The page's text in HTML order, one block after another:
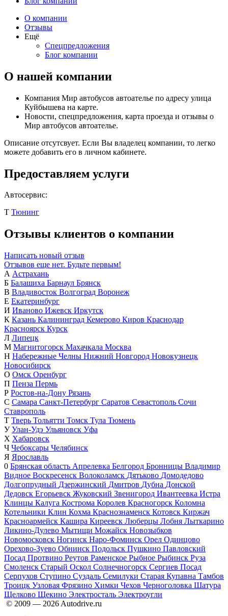
О компании
Отзывы
Ещё
Спецпредложения
Блог компании
О нашей компании
Компания Мир автобусов автоателье по адресу улица
Куйбышева на карте.
Новости, спецпредложения, карта проезда и отзывы о
Мир автобусов автоателье.
Описание отсутсвует. Если Вы владелец компании, то легко
можете добавить его в личном кабинете.
Предоставляем услуги
Автосервис:
Т Тюнинг
Отзывы клиентов о компании
Написать новый отзыв
Отзывов еще нет. Будьте первым!
А Астрахань
Б Балашиха Барнаул Брянск
В Владивосток Волгоград Воронеж
Е Екатеринбург
И Иваново Ижевск Иркутск
К Казань Калининград Кемерово Киров Краснодар
Красноярск Курск
Л Липецк
М Магнитогорск Махачкала Москва
Н Набережные Челны Нижний Новгород Новокузнецк
Новосибирск
О Омск Оренбург
П Пенза Пермь
Р Ростов-на-Дону Рязань
С Самара Санкт-Петербург Саратов Севастополь Сочи
Ставрополь
Т Тверь Тольятти Томск Тула Тюмень
У Улан-Удэ Ульяновск Уфа
Х Хабаровск
Ч Чебоксары Челябинск
Я Ярославль
0 Брянская область Апрелевка Белгород Бронницы Владимир
Видное Воскресенск Волоколамск Дятьково Домодедово
Долгопрудный Дзержинский Дмитров Дубна Донской
Дедовск Егорьевск Жуковский Звенигород Ивантеевка Истра
Клинцы Калуга Кострома Королев Красногорск Коломна
Котельники Клин Кохма Краснознаменск Котовск Киржач
Красноармейск Кашира Киреевск Люберцы Лобня Лыткарино
Ликино-Дулево Мытищи Можайск Новозыбков
Новомосковск Ногинск Наро-Фоминск Орел Одинцово
Орехово-Зуево Обнинск Подольск Пушкино Павловский
Посад Протвино Реутов Раменское Рыбное Рыбинск Руза
Смоленск Старый Оскол Солнечногорск Сергиев Посад
Серпухов Ступино Суздаль Семилуки Старая Купавна Тамбов
Троицк Узловая Фрязино Химки Чехов Черноголовка Шатура
Щелково Щекино Электросталь Электроугли
© 2009 — 2026 Autodrive.ru